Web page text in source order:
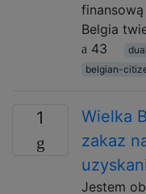
Belgia
43
belgian-
1
Wielka
zakaz
Jestem